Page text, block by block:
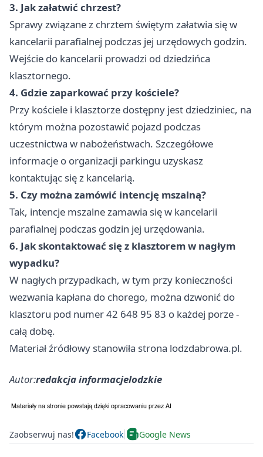
3. Jak załatwić chrzest?
Sprawy związane z chrztem świętym załatwia się w
kancelarii parafialnej podczas jej urzędowych godzin.
Wejście do kancelarii prowadzi od dziedzińca
klasztornego.
4. Gdzie zaparkować przy kościele?
Przy kościele i klasztorze dostępny jest dziedziniec, na
którym można pozostawić pojazd podczas
uczestnictwa w nabożeństwach. Szczegółowe
informacje o organizacji parkingu uzyskasz
kontaktując się z kancelarią.
5. Czy można zamówić intencję mszalną?
Tak, intencje mszalne zamawia się w kancelarii
parafialnej podczas godzin jej urzędowania.
6. Jak skontaktować się z klasztorem w nagłym
wypadku?
W nagłych przypadkach, w tym przy konieczności
wezwania kapłana do chorego, można dzwonić do
klasztoru pod numer 42 648 95 83 o każdej porze -
całą dobę.
Materiał źródłowy stanowiła strona lodzdabrowa.pl.
Autor:redakcja informacjelodzkie
Zaobserwuj nas! Facebook Google News